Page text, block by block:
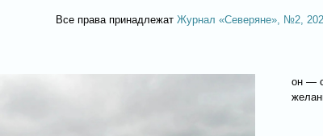
Все права принадлежат Журнал «Северяне», №2,
он —